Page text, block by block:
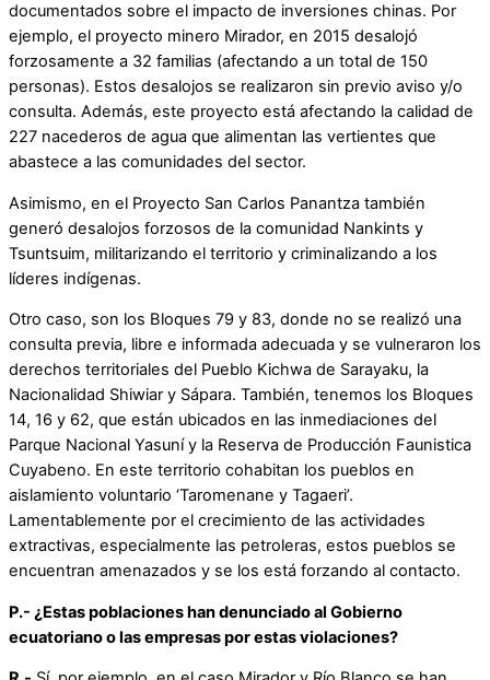
documentados sobre el impacto de inversiones chinas. Por
ejemplo, el proyecto minero Mirador, en 2015 desalojó
forzosamente a 32 familias (afectando a un total de 150
personas). Estos desalojos se realizaron sin previo aviso y/o
consulta. Además, este proyecto está afectando la calidad de
227 nacederos de agua que alimentan las vertientes que
abastece a las comunidades del sector.
Asimismo, en el Proyecto San Carlos Panantza también
generó desalojos forzosos de la comunidad Nankints y
Tsuntsuim, militarizando el territorio y criminalizando a los
líderes indígenas.
Otro caso, son los Bloques 79 y 83, donde no se realizó una
consulta previa, libre e informada adecuada y se vulneraron los
derechos territoriales del Pueblo Kichwa de Sarayaku, la
Nacionalidad Shiwiar y Sápara. También, tenemos los Bloques
14, 16 y 62, que están ubicados en las inmediaciones del
Parque Nacional Yasuní y la Reserva de Producción Faunistica
Cuyabeno. En este territorio cohabitan los pueblos en
aislamiento voluntario ‘Taromenane y Tagaeri’.
Lamentablemente por el crecimiento de las actividades
extractivas, especialmente las petroleras, estos pueblos se
encuentran amenazados y se los está forzando al contacto.
P.- ¿Estas poblaciones han denunciado al Gobierno
ecuatoriano o las empresas por estas violaciones?